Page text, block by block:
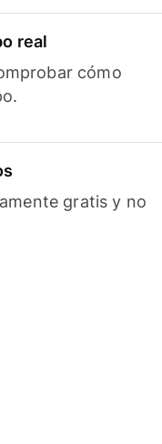
real
cómo
gratis y no